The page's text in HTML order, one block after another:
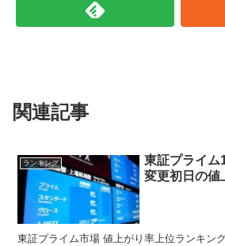
関連記事
ランキング
東証プライム
変更初日の値
東証プライム市場 値上がり率上位ランキング2022